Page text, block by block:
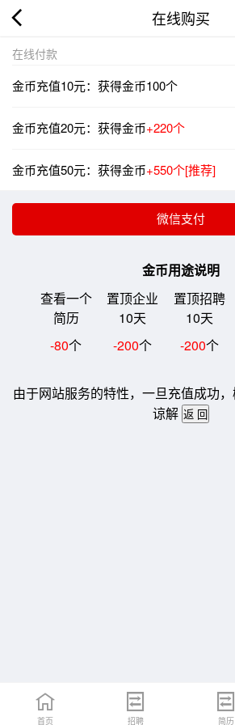
在线购买
在线付款
金币充值10元：获得金币100个
金币充值20元：获得金币+220个
金币充值50元：获得金币+550个[推荐]
金币用途说明
查看一个
简历
置顶企业
10天
置顶招聘
10天
-80个 -200个 -200个
由于网站服务的特性，一旦充值成功
谅解
首页 招聘 简历